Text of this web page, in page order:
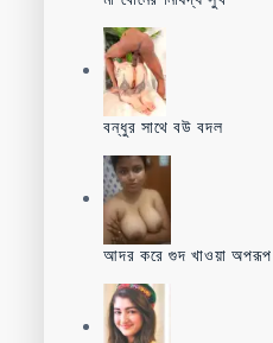
বন্ধুর সাথে বউ বদল
আদর করে গুদ খাওয়া অপরূপ